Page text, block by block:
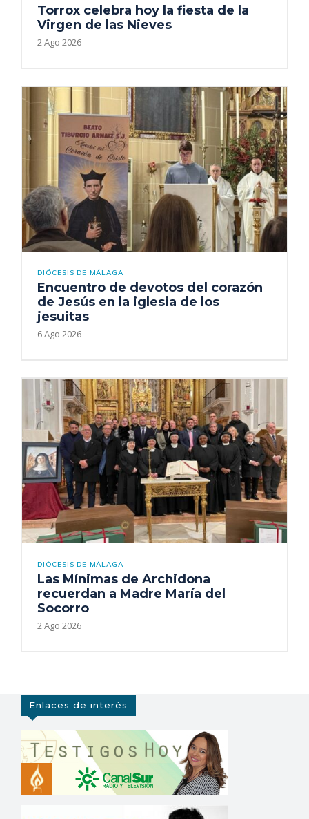
Torrox celebra hoy la fiesta de la
Virgen de las Nieves
2 Ago 2026
DIÓCESIS DE MÁLAGA
Encuentro de devotos del corazón
de Jesús en la iglesia de los
jesuitas
6 Ago 2026
DIÓCESIS DE MÁLAGA
Las Mínimas de Archidona
recuerdan a Madre María del
Socorro
2 Ago 2026
Enlaces de interés